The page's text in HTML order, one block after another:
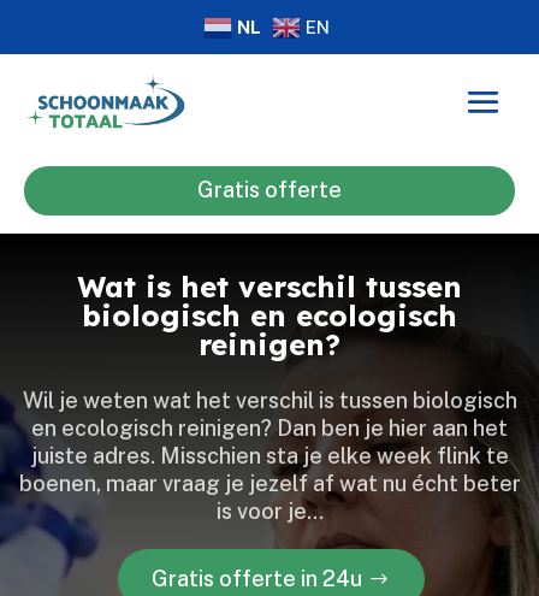
NL EN
Gratis offerte
Wat is het verschil tussen
biologisch en ecologisch
reinigen?
Wil je weten wat het verschil is tussen biologisch
en ecologisch reinigen? Dan ben je hier aan het
juiste adres.​ Misschien sta je elke week flink te
boenen, maar vraag je jezelf af wat nu écht beter
is voor je…
Gratis offerte in 24u